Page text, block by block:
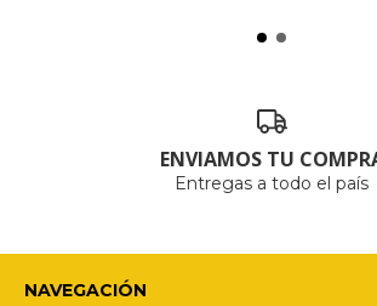
ENVIAMOS TU
Entregas a todo el país
NAVEGACIÓN